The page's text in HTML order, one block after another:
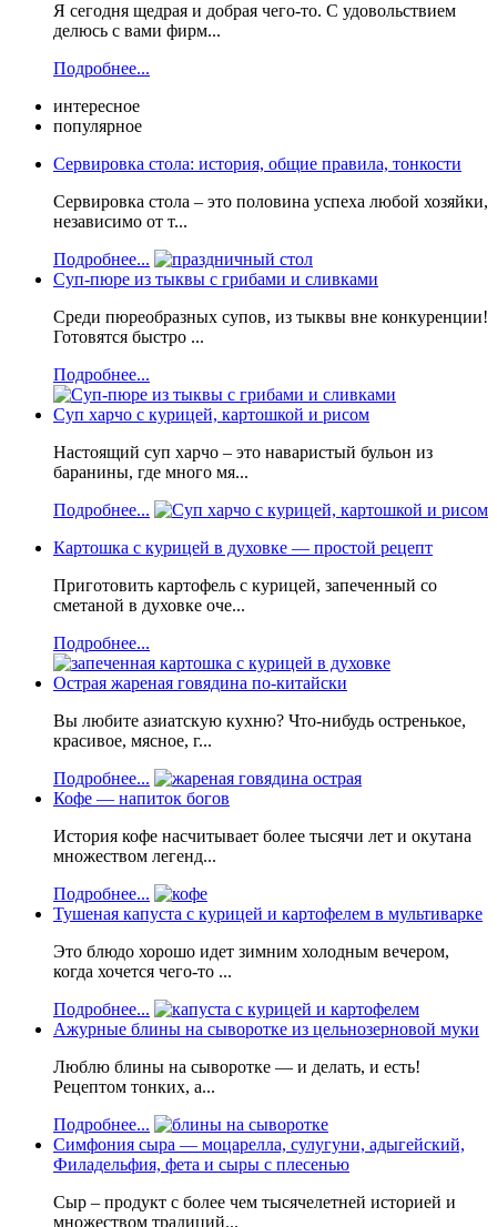
Я сегодня щедрая и добрая чего-то. С удовольствием
делюсь с вами фирм...
Подробнее...
интересное
популярное
Сервировка стола: история, общие правила, тонкости
Сервировка стола – это половина успеха любой хозяйки,
независимо от т...
Подробнее...
Суп-пюре из тыквы с грибами и сливками
Среди пюреобразных супов, из тыквы вне конкуренции!
Готовятся быстро ...
Подробнее...
Суп харчо с курицей, картошкой и рисом
Настоящий суп харчо – это наваристый бульон из
баранины, где много мя...
Подробнее...
Картошка с курицей в духовке — простой рецепт
Приготовить картофель с курицей, запеченный со
сметаной в духовке оче...
Подробнее...
Острая жареная говядина по-китайски
Вы любите азиатскую кухню? Что-нибудь остренькое,
красивое, мясное, г...
Подробнее...
Кофе — напиток богов
История кофе насчитывает более тысячи лет и окутана
множеством легенд...
Подробнее...
Тушеная капуста с курицей и картофелем в мультиварке
Это блюдо хорошо идет зимним холодным вечером,
когда хочется чего-то ...
Подробнее...
Ажурные блины на сыворотке из цельнозерновой муки
Люблю блины на сыворотке — и делать, и есть!
Рецептом тонких, а...
Подробнее...
Симфония сыра — моцарелла, сулугуни, адыгейский,
Филадельфия, фета и сыры с плесенью
Сыр – продукт с более чем тысячелетней историей и
множеством традиций...